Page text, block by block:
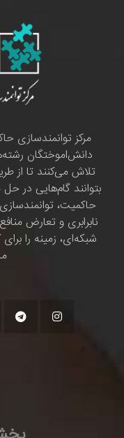
مرکز توانمندسازی
دانش‌اموختگان
تلاش می‌کنند تا از
بتوانند گام‌هایی در
حاکمیت،
نابرابری و تعارض
شبکه‌ای، زمینه را